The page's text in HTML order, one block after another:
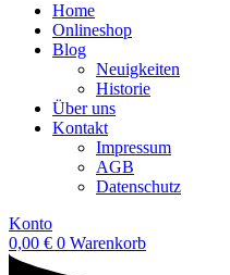
Home
Onlineshop
Blog
Neuigkeiten
Historie
Über uns
Kontakt
Impressum
AGB
Datenschutz
Konto
0,00 € 0 Warenkorb